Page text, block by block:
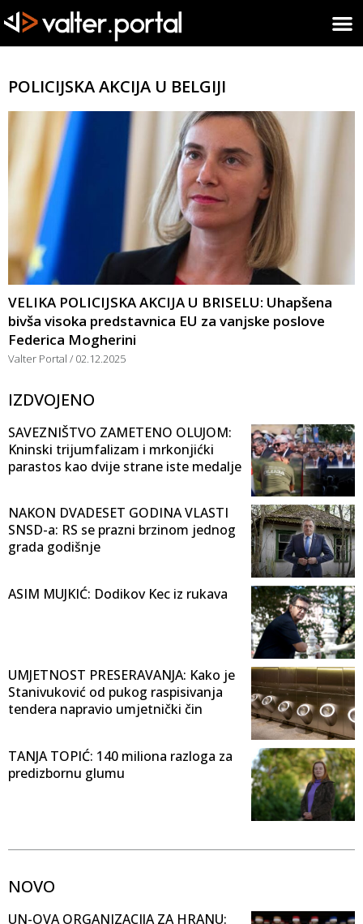
POLICIJSKA AKCIJA U BELGIJI
VELIKA POLICIJSKA AKCIJA U BRISELU: Uhapšena
bivša visoka predstavnica EU za vanjske poslove
Federica Mogherini
Valter Portal 02.12.2025
IZDVOJENO
SAVEZNIŠTVO ZAMETENO OLUJOM:
Kninski trijumfalizam i mrkonjićki
parastos kao dvije strane iste medalje
NAKON DVADESET GODINA VLASTI
SNSD-a: RS se prazni brzinom jednog
grada godišnje
ASIM MUJKIĆ: Dodikov Kec iz rukava
UMJETNOST PRESERAVANJA: Kako je
Stanivuković od pukog raspisivanja
tendera napravio umjetnički čin
TANJA TOPIĆ: 140 miliona razloga za
predizbornu glumu
NOVO
UN-OVA ORGANIZACIJA ZA HRANU: